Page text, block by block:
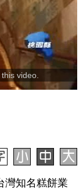
video.
灣知名糕餅業